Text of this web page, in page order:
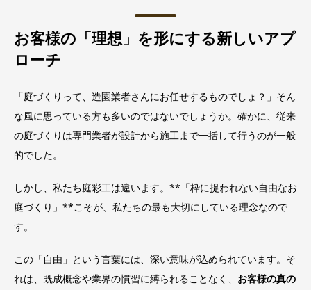
お客様の「理想」を形にする新しいアプ
ローチ
「庭づくりって、造園業者さんにお任せするものでしょ？」そん
な風に思っている方も多いのではないでしょうか。確かに、従来
の庭づくりは専門業者が設計から施工まで一括して行うのが一般
的でした。
しかし、私たち庭彩工は違います。**「枠に捉われない自由なお
庭づくり」**こそが、私たちの最も大切にしている理念なので
す。
この「自由」という言葉には、深い意味が込められています。そ
れは、既成概念や業界の慣習に縛られることなく、 お客様の真の